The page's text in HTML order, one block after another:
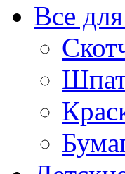
Все